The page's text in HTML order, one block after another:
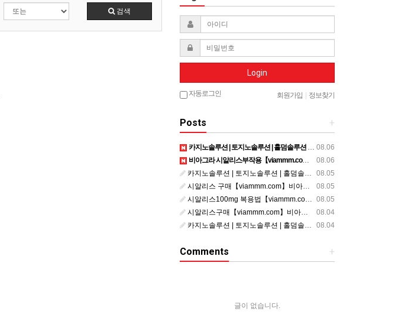
검색
Login
자동로그인 회원가입 정보찾기
+
Posts
08.06
카지노솔루션 | 토지노솔루션 | 홀덤솔루션 | 파워볼솔루션 | 모아솔루션
08.06
비아그라 시알리스부작용【viammm.com】비아그라 구입 정품비아그라 시알리스발기부전
08.05
카지노솔루션 | 토지노솔루션 | 홀덤솔루션 | 파워볼솔루션 | 모아솔루션
08.05
시알리스 구매【viammm.com】비아그라 후기 시알리스 파는곳
08.05
시알리스100mg 복용법【viammm.com】비아그라 구입 시알리스20mg 복용법
08.04
시알리스구매【viammm.com】비아그라처방전없이구입
08.04
카지노솔루션 | 토지노솔루션 | 홀덤솔루션 | 파워볼솔루션 | 모아솔루션
+
Comments
글이 없습니다.